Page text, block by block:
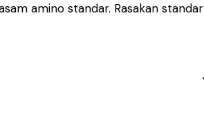
amino standar. Rasakan standar